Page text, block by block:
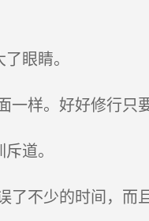
眼睛。
样。好好修行只
道。
不少的时间，而